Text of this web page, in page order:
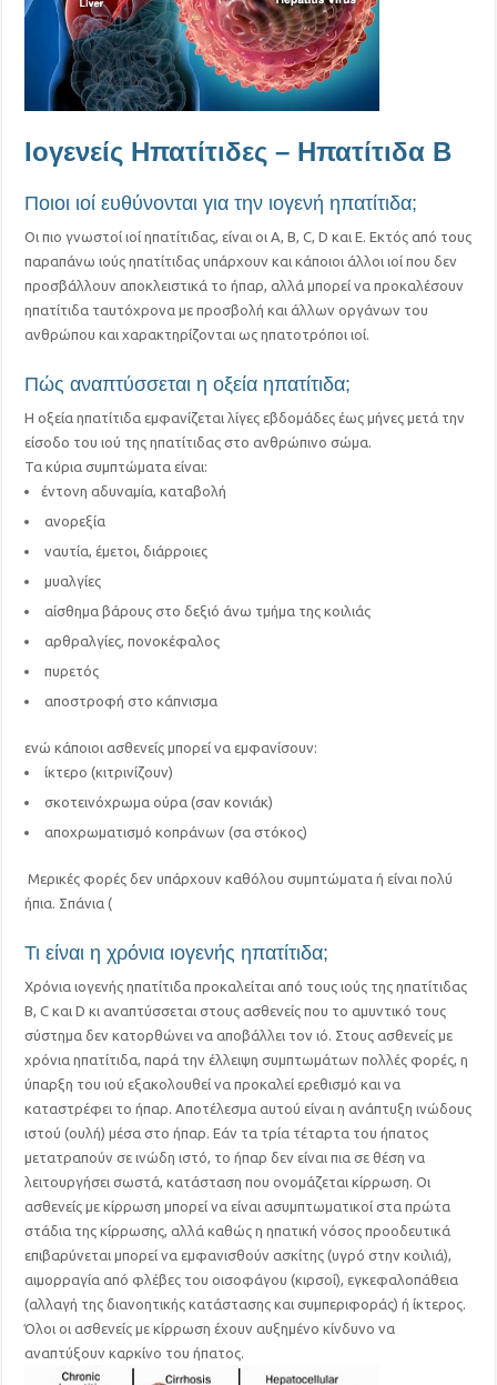
Ιογενείς Ηπατίτιδες – Ηπατίτιδα Β
Ποιοι ιοί ευθύνονται για την ιογενή ηπατίτιδα;
Οι πιο γνωστοί ιοί ηπατίτιδας, είναι οι Α, Β, C, D και Ε. Εκτός από τους
παραπάνω ιούς ηπατίτιδας υπάρχουν και κάποιοι άλλοι ιοί που δεν
προσβάλλουν αποκλειστικά το ήπαρ, αλλά μπορεί να προκαλέσουν
ηπατίτιδα ταυτόχρονα με προσβολή και άλλων οργάνων του
ανθρώπου και χαρακτηρίζονται ως ηπατοτρόποι ιοί.
Πώς αναπτύσσεται η οξεία ηπατίτιδα;
Η οξεία ηπατίτιδα εμφανίζεται λίγες εβδομάδες έως μήνες μετά την
είσοδο του ιού της ηπατίτιδας στο ανθρώπινο σώμα.
Τα κύρια συμπτώματα είναι:
έντονη αδυναμία, καταβολή
ανορεξία
ναυτία, έμετοι, διάρροιες
μυαλγίες
αίσθημα βάρους στο δεξιό άνω τμήμα της κοιλιάς
αρθραλγίες, πονοκέφαλος
πυρετός
αποστροφή στο κάπνισμα
ενώ κάποιοι ασθενείς μπορεί να εμφανίσουν:
ίκτερο (κιτρινίζουν)
σκοτεινόχρωμα ούρα (σαν κονιάκ)
αποχρωματισμό κοπράνων (σα στόκος)
Μερικές φορές δεν υπάρχουν καθόλου συμπτώματα ή είναι πολύ
ήπια. Σπάνια (
Τι είναι η χρόνια ιογενής ηπατίτιδα;
Χρόνια ιογενής ηπατίτιδα προκαλείται από τους ιούς της ηπατίτιδας
Β, C και D κι αναπτύσσεται στους ασθενείς που το αμυντικό τους
σύστημα δεν κατορθώνει να αποβάλλει τον ιό. Στους ασθενείς με
χρόνια ηπατίτιδα, παρά την έλλειψη συμπτωμάτων πολλές φορές, η
ύπαρξη του ιού εξακολουθεί να προκαλεί ερεθισμό και να
καταστρέφει το ήπαρ. Αποτέλεσμα αυτού είναι η ανάπτυξη ινώδους
ιστού (ουλή) μέσα στο ήπαρ. Εάν τα τρία τέταρτα του ήπατος
μετατραπούν σε ινώδη ιστό, το ήπαρ δεν είναι πια σε θέση να
λειτουργήσει σωστά, κατάσταση που ονομάζεται κίρρωση. Οι
ασθενείς με κίρρωση μπορεί να είναι ασυμπτωματικοί στα πρώτα
στάδια της κίρρωσης, αλλά καθώς η ηπατική νόσος προοδευτικά
επιβαρύνεται μπορεί να εμφανισθούν ασκίτης (υγρό στην κοιλιά),
αιμορραγία από φλέβες του οισοφάγου (κιρσοί), εγκεφαλοπάθεια
(αλλαγή της διανοητικής κατάστασης και συμπεριφοράς) ή ίκτερος.
Όλοι οι ασθενείς με κίρρωση έχουν αυξημένο κίνδυνο να
αναπτύξουν καρκίνο του ήπατος.